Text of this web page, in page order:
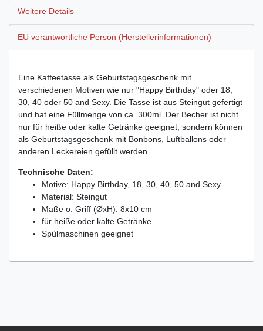
Weitere Details
EU verantwortliche Person (Herstellerinformationen)
Eine Kaffeetasse als Geburtstagsgeschenk mit
verschiedenen Motiven wie nur "Happy Birthday" oder 18,
30, 40 oder 50 and Sexy. Die Tasse ist aus Steingut gefertigt
und hat eine Füllmenge von ca. 300ml. Der Becher ist nicht
nur für heiße oder kalte Getränke geeignet, sondern können
als Geburtstagsgeschenk mit Bonbons, Luftballons oder
anderen Leckereien gefüllt werden.
Technische Daten:
Motive: Happy Birthday, 18, 30, 40, 50 and Sexy
Material: Steingut
Maße o. Griff (ØxH): 8x10 cm
für heiße oder kalte Getränke
Spülmaschinen geeignet